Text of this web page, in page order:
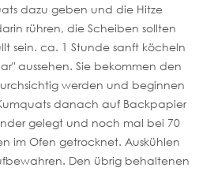
dazu geben und die Hitze
rühren, die Scheiben sollten
sein. ca. 1 Stunde sanft köcheln
aussehen. Sie bekommen den
werden und beginnen
danach auf Backpapier
gelegt und noch mal bei 70
im Ofen getrocknet. Auskühlen
Den übrig behaltenen